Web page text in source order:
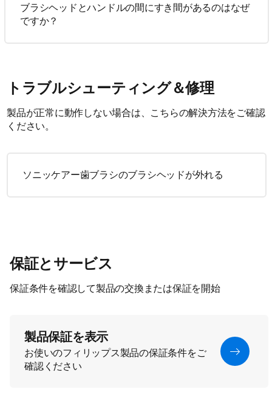
ブラシヘッドとハンドルの間にすき間があるのはなぜ
ですか？
トラブルシューティング＆修理
製品が正常に動作しない場合は、こちらの解決方法をご確認
ください。
ソニッケアー歯ブラシのブラシヘッドが外れる
保証とサービス
保証条件を確認して製品の交換または保証を開始
製品保証を表示
お使いのフィリップス製品の保証条件をご
確認ください